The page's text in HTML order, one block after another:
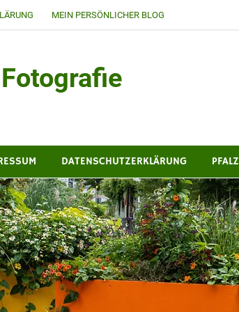
MEIN PERSÖNLICHER BLOG
DATENSCHUTZERKLÄRUNG PFALZ